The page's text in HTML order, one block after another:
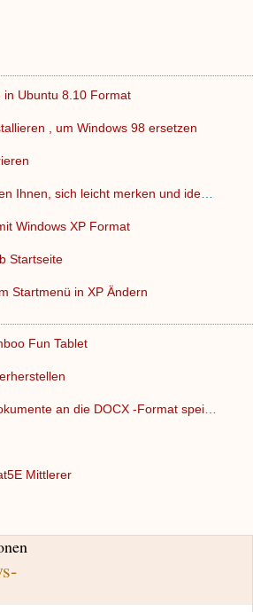
in Ubuntu 8.10 Format
, um Windows 98 ersetzen
Windows XP Format
Startseite
Startmenü in XP Ändern
Fun Tablet
Mittlerer